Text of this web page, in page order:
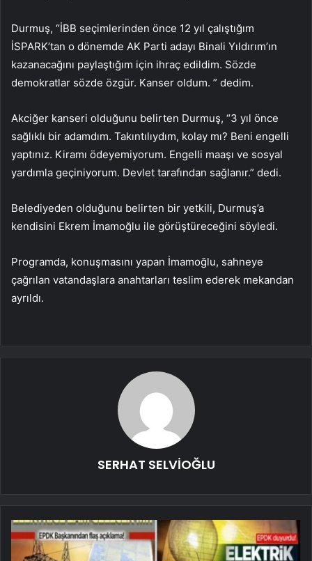
Durmuş, “İBB seçimlerinden önce 12 yıl çalıştığım
İSPARK’tan o dönemde AK Parti adayı Binali Yıldırım’ın
kazanacağını paylaştığım için ihraç edildim. Sözde
demokratlar sözde özgür. Kanser oldum. ” dedim.
Akciğer kanseri olduğunu belirten Durmuş, “3 yıl önce
sağlıklı bir adamdım. Takıntılıydım, kolay mı? Beni engelli
yaptınız. Kiramı ödeyemiyorum. Engelli maaşı ve sosyal
yardımla geçiniyorum. Devlet tarafından sağlanır.” dedi.
Belediyeden olduğunu belirten bir yetkili, Durmuş’a
kendisini Ekrem İmamoğlu ile görüştüreceğini söyledi.
Programda, konuşmasını yapan İmamoğlu, sahneye
çağrılan vatandaşlara anahtarları teslim ederek mekandan
ayrıldı.
SERHAT SELVİOĞLU